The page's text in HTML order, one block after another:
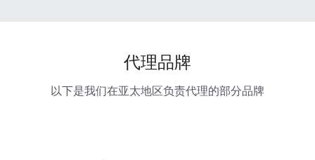
代理品牌
以下是我们在亚太地区负责代理的部分品牌